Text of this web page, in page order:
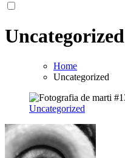
Uncategorized
Home
Uncategorized
Uncategorized